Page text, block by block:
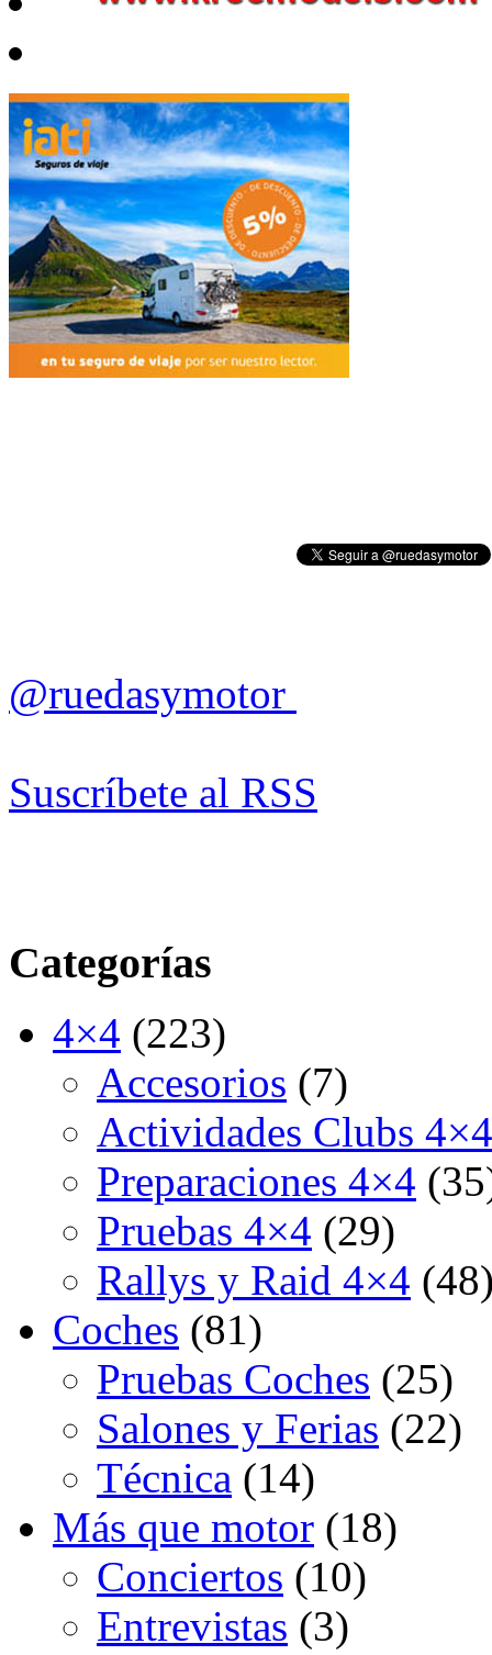
@ruedasymotor
Suscríbete al RSS
Categorías
4×4 (223)
Accesorios (7)
Actividades Clubs 4×4
Preparaciones 4×4
Pruebas 4×4 (29)
Rallys y Raid 4×4
Coches (81)
Pruebas Coches (25)
Salones y Ferias (22)
Técnica (14)
Más que motor (18)
Conciertos (10)
Entrevistas (3)